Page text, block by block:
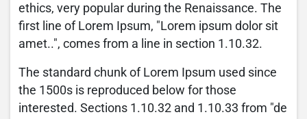
ethics, very popular during the Renaissance. The
first line of Lorem Ipsum, "Lorem ipsum dolor sit
amet..", comes from a line in section 1.10.32.
The standard chunk of Lorem Ipsum used since
the 1500s is reproduced below for those
interested. Sections 1.10.32 and 1.10.33 from "de